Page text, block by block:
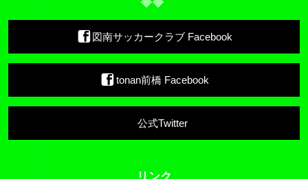
図南サッカークラブ Facebook
tonan前橋 Facebook
公式Twitter